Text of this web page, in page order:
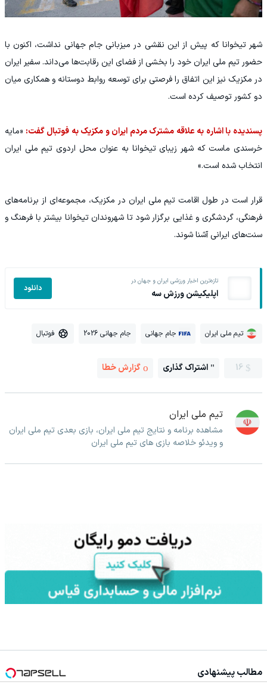
شهر تیخوانا که پیش از این نقشی در میزبانی جام جهانی نداشت، اکنون با
حضور تیم ملی ایران خود را بخشی از فضای این رقابت‌ها می‌داند. سفیر ایران
در مکزیک نیز این اتفاق را فرصتی برای توسعه روابط دوستانه و همکاری میان
دو کشور توصیف کرده است.
پسندیده با اشاره به علاقه مشترک مردم ایران و مکزیک به فوتبال گفت: «مایه
خرسندی ماست که شهر زیبای تیخوانا به عنوان محل اردوی تیم ملی ایران
انتخاب شده است.»
قرار است در طول اقامت تیم ملی ایران در مکزیک، مجموعه‌ای از برنامه‌های
فرهنگی، گردشگری و غذایی برگزار شود تا شهروندان تیخوانا بیشتر با فرهنگ و
سنت‌های ایرانی آشنا شوند.
تازه‌ترین اخبار ورزشی ایران و جهان در
اپلیکیشن ورزش سه دانلود
تیم ملی ایران جام جهانی جام جهانی 2026 فوتبال
16 اشتراک گذاری گزارش خطا
تیم ملی ایران
مشاهده برنامه و نتایج تیم ملی ایران، بازی بعدی تیم ملی ایران
و ویدئو خلاصه بازی های تیم ملی ایران
مطالب پیشنهادی